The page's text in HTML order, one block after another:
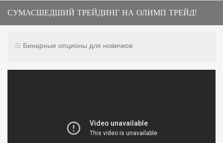
СУМАСШЕДШИЙ ТРЕЙДИНГ НА ОЛИМП ТРЕЙД!
Бинарные опционы для новичков